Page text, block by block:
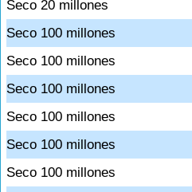
Seco 20 millones
Seco 100 millones
Seco 100 millones
Seco 100 millones
Seco 100 millones
Seco 100 millones
Seco 100 millones